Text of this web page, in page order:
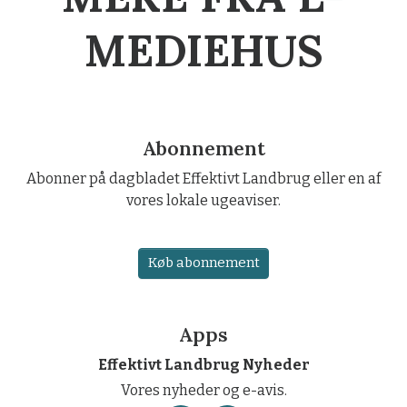
MEDIEHUS
Abonnement
Abonner på dagbladet Effektivt Landbrug eller en af
vores lokale ugeaviser.
Køb abonnement
Apps
Effektivt Landbrug Nyheder
Vores nyheder og e-avis.